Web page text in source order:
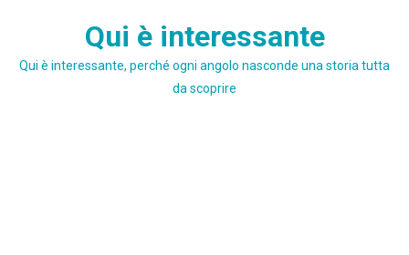
Qui è interessante
Qui è interessante, perché ogni angolo nasconde una storia tutta
da scoprire